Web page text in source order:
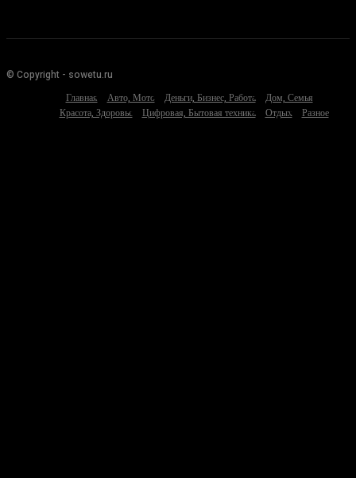
© Copyright - sowetu.ru
Главная
Авто, Мото Деньги, Бизнес, Работа
Дом, Семья
Красота, Здоровье
Цифровая, Бытовая техника Отдых Разное